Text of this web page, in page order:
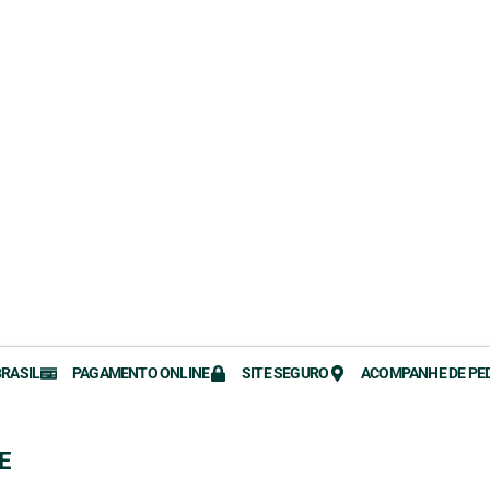
PAGAMENTO ONLINE SITE SEGURO ACOMPANHE DE